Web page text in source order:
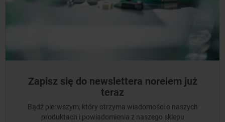
Zapisz się do newslettera norelem już
teraz
Bądź pierwszym, który otrzyma wiadomości o naszych
produktach i powiadomienia z naszego sklepu